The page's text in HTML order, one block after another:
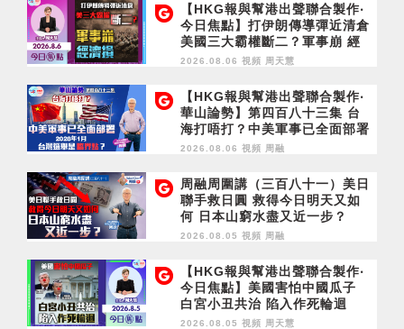
【HKG報與幫港出聲聯合製作‧
今日焦點】打伊朗傳導彈近清倉
美國三大霸權斷二？軍事崩 經
濟損
2026.08.06 視頻 周天慧
【HKG報與幫港出聲聯合製作‧
華山論勢】第四百八十三集 台
海打唔打？中美軍事已全面部署
2028年1月台灣選舉是臨界點？
2026.08.06 視頻 周融
周融周圍講（三百八十一）美日
聯手救日圓 救得今日明天又如
何 日本山窮水盡又近一步？
2026.08.05 視頻 周融
【HKG報與幫港出聲聯合製作‧
今日焦點】美國害怕中國瓜子
白宮小丑共治 陷入作死輪迴
2026.08.05 視頻 周天慧